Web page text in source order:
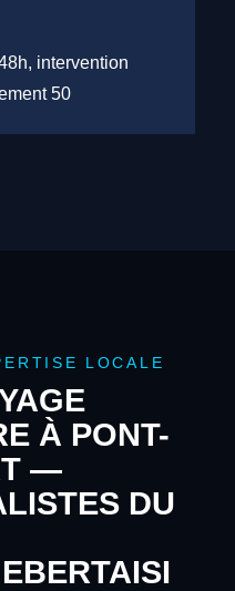
intervention
50
LOCALE
À PONT-
—
DU